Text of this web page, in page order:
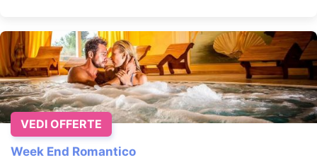
Week End Romantico
VEDI OFFERTE